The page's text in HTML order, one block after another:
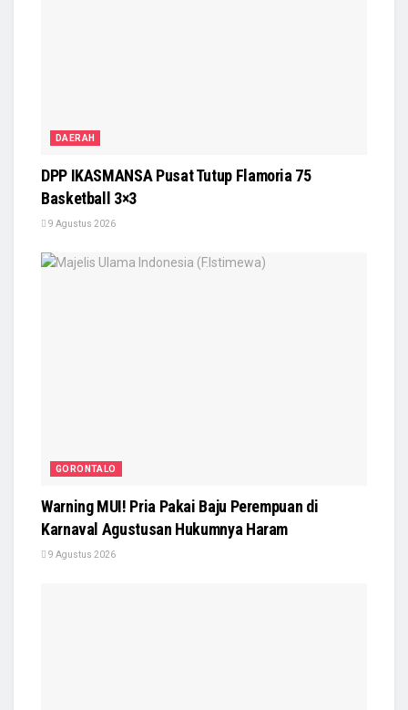
DAERAH
DPP IKASMANSA Pusat Tutup Flamoria 75
Basketball 3×3
9 Agustus 2026
GORONTALO
Warning MUI! Pria Pakai Baju Perempuan di
Karnaval Agustusan Hukumnya Haram
9 Agustus 2026